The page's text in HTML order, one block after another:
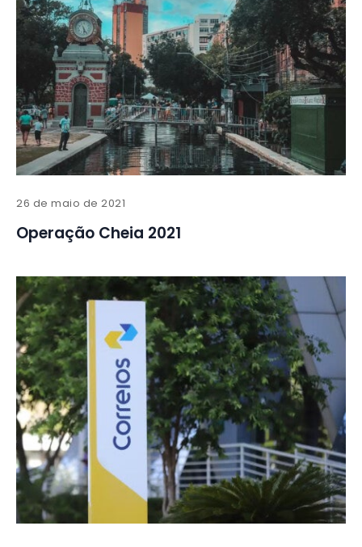
26 de maio de 2021
Operação Cheia 2021